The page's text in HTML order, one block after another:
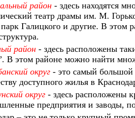
район - здесь находятся
театр драмы им. М.
парк Галицкого и другие. В этом
район - здесь расположены
В этом районе можно найти
округ - это самый большой
доступного жилья в
округ - здесь расположены
предприятия и заводы,